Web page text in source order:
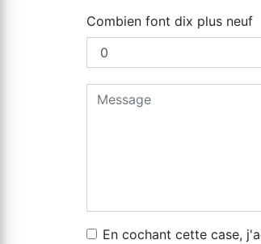
Combien font dix plus neuf
En cochant cette case,